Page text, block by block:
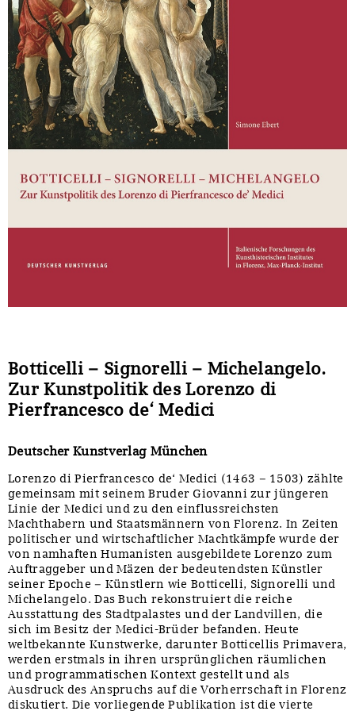
Botticelli – Signorelli – Michelangelo.
Zur Kunstpolitik des Lorenzo di
Pierfrancesco de‘ Medici
Deutscher Kunstverlag München
Lorenzo di Pierfrancesco de‘ Medici (1463 – 1503) zählte
gemeinsam mit seinem Bruder Giovanni zur jüngeren
Linie der Medici und zu den einflussreichsten
Machthabern und Staatsmännern von Florenz. In Zeiten
politischer und wirtschaftlicher Machtkämpfe wurde der
von namhaften Humanisten ausgebildete Lorenzo zum
Auftraggeber und Mäzen der bedeutendsten Künstler
seiner Epoche – Künstlern wie Botticelli, Signorelli und
Michelangelo. Das Buch rekonstruiert die reiche
Ausstattung des Stadtpalastes und der Landvillen, die
sich im Besitz der Medici-Brüder befanden. Heute
weltbekannte Kunstwerke, darunter Botticellis Primavera,
werden erstmals in ihren ursprünglichen räumlichen
und programmatischen Kontext gestellt und als
Ausdruck des Anspruchs auf die Vorherrschaft in Florenz
diskutiert. Die vorliegende Publikation ist die vierte
Sonstiges